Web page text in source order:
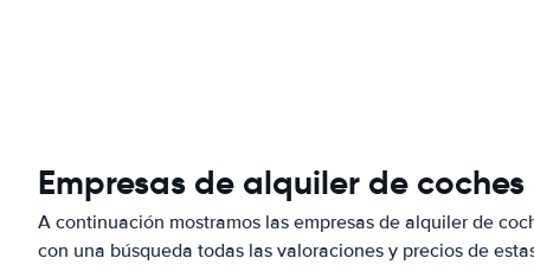
Empresas de alquiler de
A continuación mostramos las empresas de alquiler de
con una búsqueda todas las valoraciones y precios de